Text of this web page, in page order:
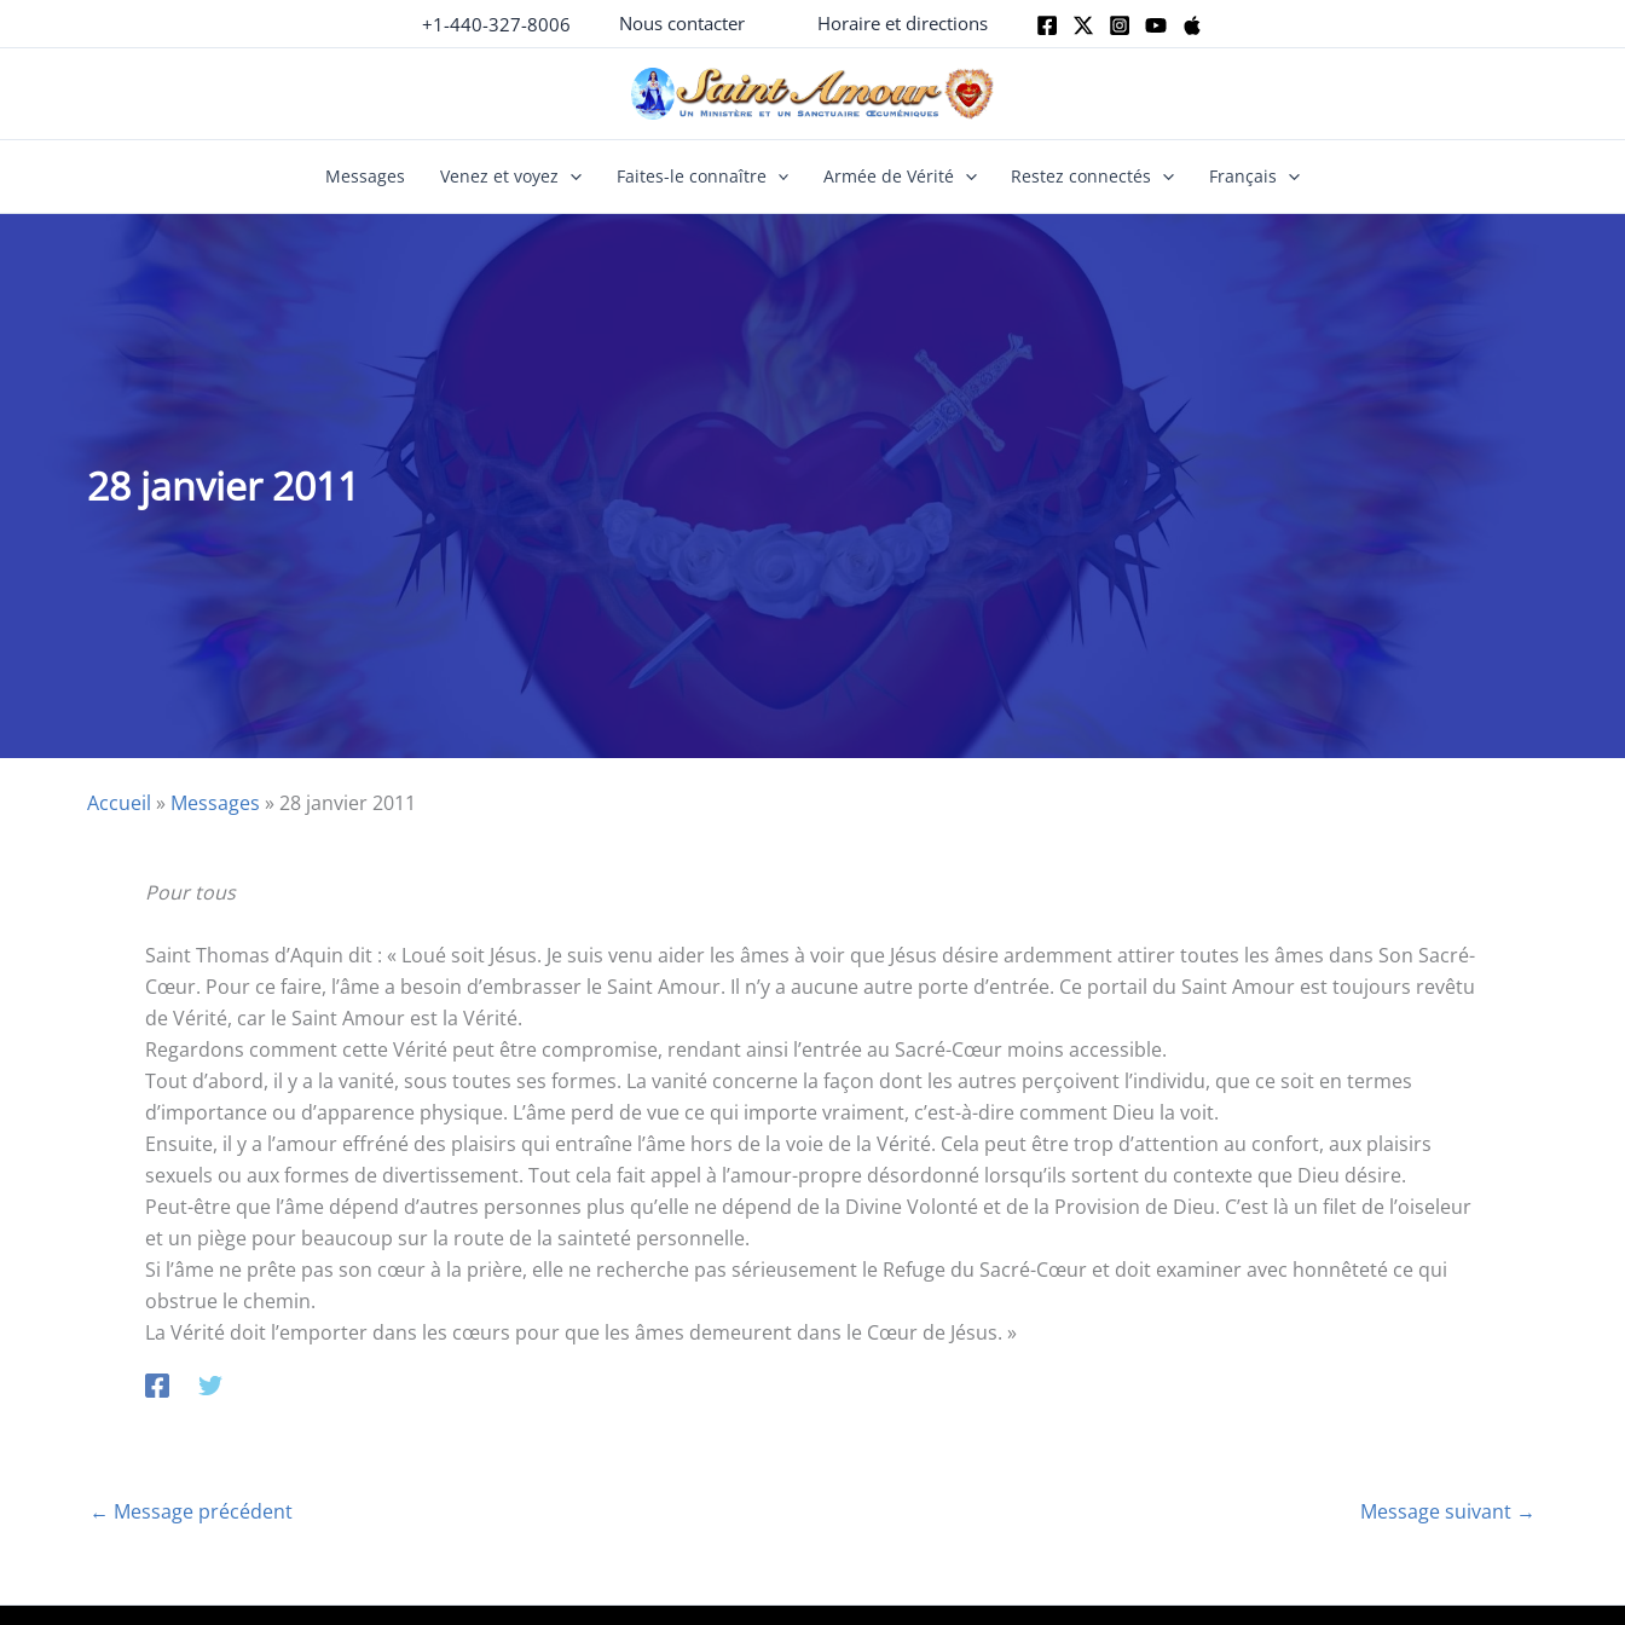
au
+1-440-327-8006 Nous contacter Horaire et directions
Messages Venez et voyez Faites-le connaître Armée de Vérité Restez connectés Français
28 janvier 2011
Accueil » Messages »28 janvier 2011
Pour tous
Saint Thomas d’Aquin dit : « Loué soit Jésus. Je suis venu aider les âmes à voir que Jésus désire ardemment attirer toutes les âmes dans Son Sacré-
Cœur. Pour ce faire, l’âme a besoin d’embrasser le Saint Amour. Il n’y a aucune autre porte d’entrée. Ce portail du Saint Amour est toujours revêtu
de Vérité, car le Saint Amour est la Vérité.
Regardons comment cette Vérité peut être compromise, rendant ainsi l’entrée au Sacré-Cœur moins accessible.
Tout d’abord, il y a la vanité, sous toutes ses formes. La vanité concerne la façon dont les autres perçoivent l’individu, que ce soit en termes
d’importance ou d’apparence physique. L’âme perd de vue ce qui importe vraiment, c’est-à-dire comment Dieu la voit.
Ensuite, il y a l’amour effréné des plaisirs qui entraîne l’âme hors de la voie de la Vérité. Cela peut être trop d’attention au confort, aux plaisirs
sexuels ou aux formes de divertissement. Tout cela fait appel à l’amour-propre désordonné lorsqu’ils sortent du contexte que Dieu désire.
Peut-être que l’âme dépend d’autres personnes plus qu’elle ne dépend de la Divine Volonté et de la Provision de Dieu. C’est là un filet de l’oiseleur
et un piège pour beaucoup sur la route de la sainteté personnelle.
Si l’âme ne prête pas son cœur à la prière, elle ne recherche pas sérieusement le Refuge du Sacré-Cœur et doit examiner avec honnêteté ce qui
obstrue le chemin.
La Vérité doit l’emporter dans les cœurs pour que les âmes demeurent dans le Cœur de Jésus. »
← Message précédent Message suivant →